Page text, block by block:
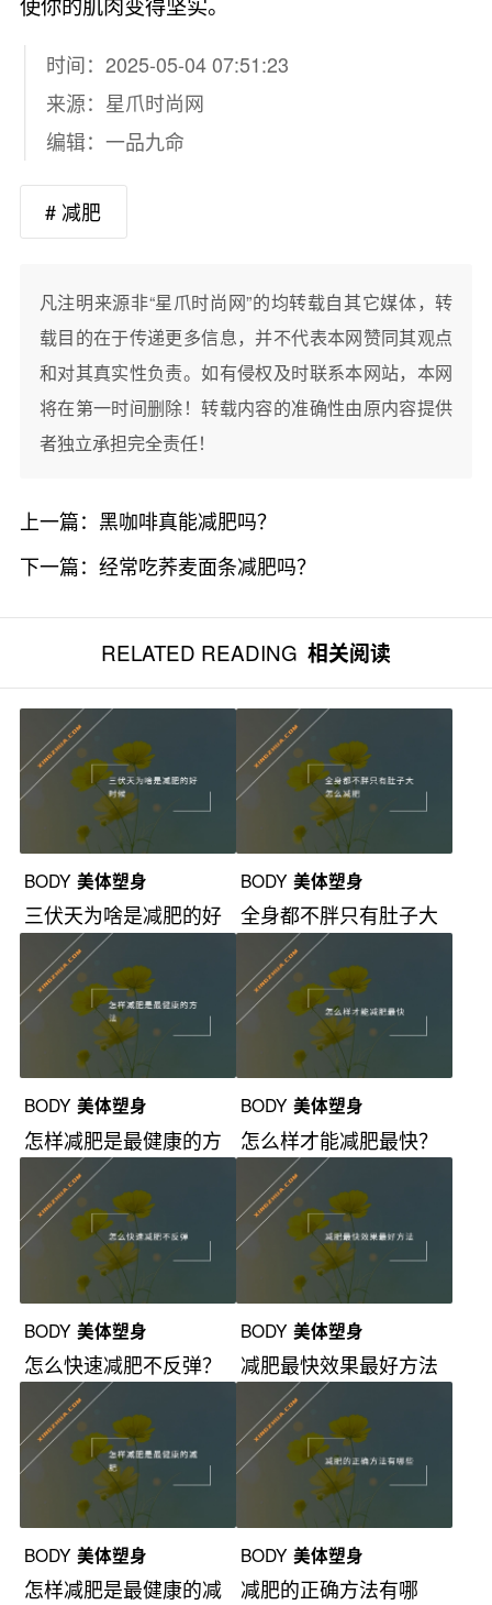
时间：2025-05-04 07:51:23
来源： 星爪时尚网
编辑：一品九命
# 减肥
凡注明来源非“星爪时尚网”的均转载自其它媒体，转
载目的在于传递更多信息，并不代表本网赞同其观点
和对其真实性负责。如有侵权及时联系本网站，本网
将在第一时间删除！转载内容的准确性由原内容提供
者独立承担完全责任！
上一篇： 黑咖啡真能减肥吗？
下一篇： 经常吃荞麦面条减肥吗？
RELATED READING 相关阅读
BODY 美体塑身
三伏天为啥是减肥的好
时候？
BODY 美体塑身
全身都不胖只有肚子大
怎么减肥？
BODY 美体塑身
怎样减肥是最健康的方
法？
BODY 美体塑身
怎么样才能减肥最快？
BODY 美体塑身
怎么快速减肥不反弹？
BODY 美体塑身
减肥最快效果最好方法
BODY 美体塑身
怎样减肥是最健康的减
BODY 美体塑身
减肥的正确方法有哪